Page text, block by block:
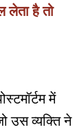
लेता है तो
में
उस व्यक्ति ने